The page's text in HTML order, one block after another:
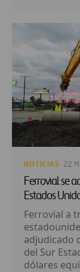
NOTICIAS · 22
Ferrovial se
Estados
Ferrovial a
adjudicado
del Sur
dólares